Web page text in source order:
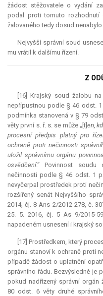
žádost stěžovatele o vydání
podal proti tomuto rozhodnutí
žalovaného tedy dosud
Nejvyšší správní soud
mu vrátil k dalšímu řízení.
Z
[16] Krajský soud žalobu
nepřípustnou podle § 46 odst.
podmínka stanovená v § 79
věty první s. ř. s. se může „[t] en,
procesní předpis platný pro
ochraně proti nečinnosti
uložil správnímu orgánu
osvědčení.“ Povinnost soudu
nečinnosti podle § 46 odst. 1
nevyčerpal prostředek proti
rozšířený senát Nejvyššího
2014, čj. 8 Ans 2/2012-278, č.
25. 5. 2016, čj. 5 As 9/2015-
napadeném usnesení i krajský
[17] Prostředkem, který
orgánu stanoví k ochraně proti
případě žádost o uplatnění
správního řádu. Bezvýsledně je
pokud nadřízený správní orgán
80 odst. 6 věty druhé